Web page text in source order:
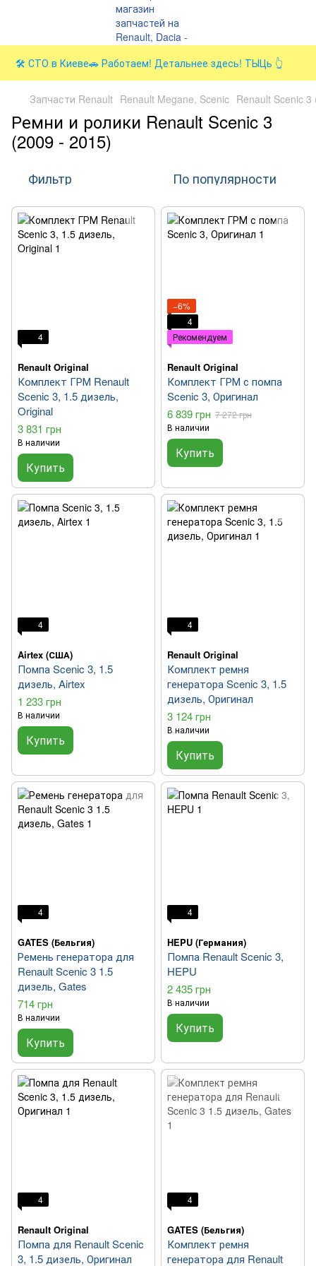
🛠️ СТО в Киеве🚗 Работаем! Детальнее здесь! ТЫЦь 👆
Запчасти Renault Renault Megane, Scenic Renault Scenic
Ремни и ролики Renault Scenic 3
(2009 - 2015)
Фильтр По популярности
4
Renault Original
Комплект ГРМ Renault
Scenic 3, 1.5 дизель,
Original
3 831 грн
В наличии
Купить
−6%
4
Рекомендуем
Renault Original
Комплект ГРМ с помпа
Scenic 3, Оригинал
6 839 грн 7 272 грн
В наличии
Купить
4
Airtex (США)
Помпа Scenic 3, 1.5
дизель, Airtex
1 233 грн
В наличии
Купить
4
Renault Original
Комплект ремня
генератора Scenic 3, 1.5
дизель, Оригинал
3 124 грн
В наличии
Купить
4
GATES (Бельгия)
Ремень генератора для
Renault Scenic 3 1.5
дизель, Gates
714 грн
В наличии
Купить
4
HEPU (Германия)
Помпа Renault Scenic 3,
HEPU
2 435 грн
В наличии
Купить
4
Renault Original
Помпа для Renault Scenic
3, 1.5 дизель, Оригинал
4
GATES (Бельгия)
Комплект ремня
генератора для Renault